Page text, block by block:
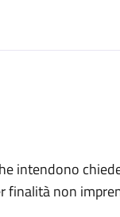
intendono
finalità non